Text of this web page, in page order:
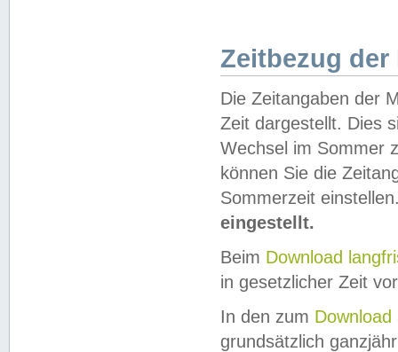
Zeitbezug der
Die Zeitangaben der
Zeit dargestellt. Dies
Wechsel im Sommer
können Sie die
Sommerzeit
eingestellt.
Beim Download
in gesetzlicher Zeit
In den zum Download
grundsätzlich